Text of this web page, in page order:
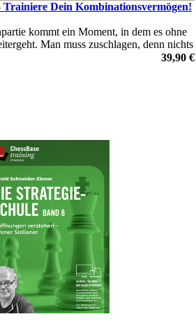
Dein Kombinationsvermögen!
kommt ein Moment, in dem es ohne
Man muss zuschlagen, denn nichts
Vorteil aus der Hand zu39,90 €